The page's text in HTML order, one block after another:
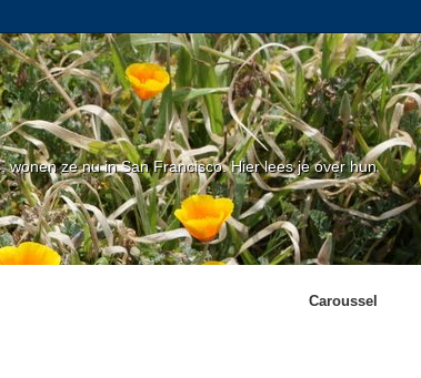
ze nu in San Francisco. Hier lees je over hun
Caroussel